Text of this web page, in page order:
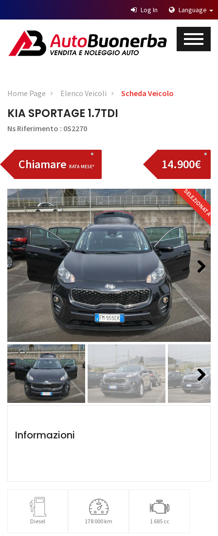
Log In Language
Home Page Elenco Veicoli Scheda Veicolo
KIA SPORTAGE 1.7TDI
Ns Riferimento : 0S2270
Chiamare RATA MESE* 14.900€
SELEZIONATA
Next
Next
Informazioni
Diesel 178 000 km 1 685 cc